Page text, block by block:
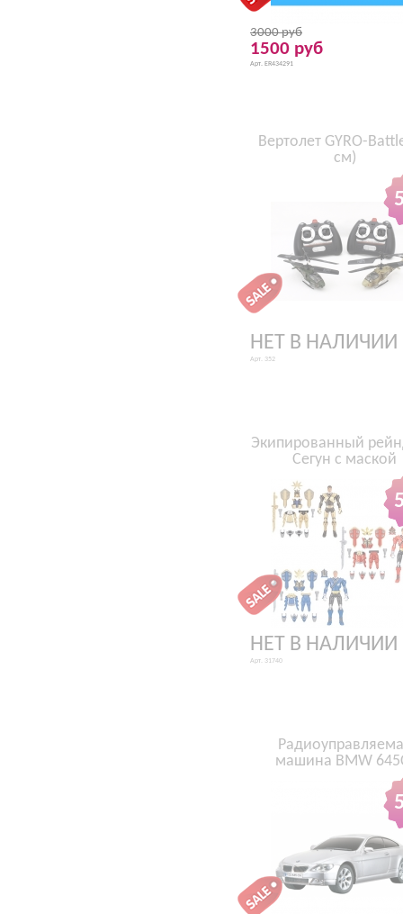
3000 руб
1500 руб
Арт. ER434291
Вертолет GYRO-
см)
НЕТ В НАЛИЧИИ
Арт. 352
Экипированный
Сегун с маской
НЕТ В НАЛИЧИИ
Арт. 31740
машина BMW